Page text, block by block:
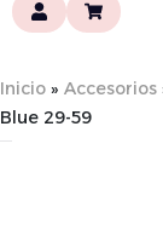
Inicio » Accesorios
Blue 29-59